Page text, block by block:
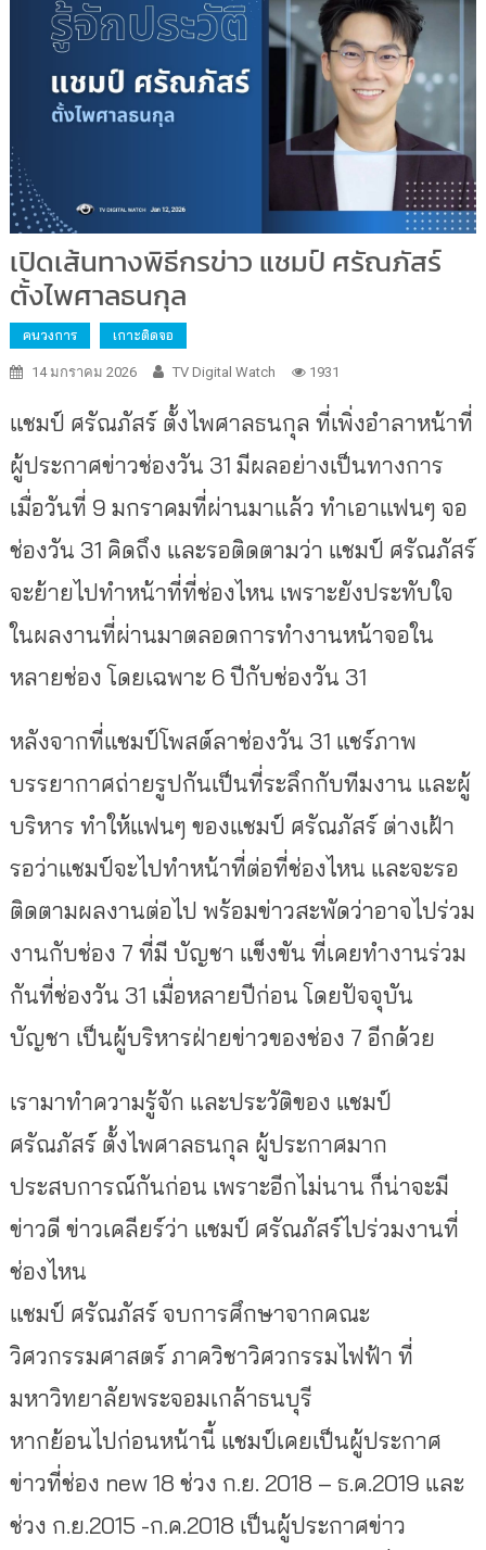
เปิดเส้นทางพิธีกรข่าว แชมป์ ศรัณภัสร์
ตั้งไพศาลธนกุล
คนวงการ เกาะติดจอ
14 มกราคม 2026 TV Digital Watch 1931
แชมป์ ศรัณภัสร์ ตั้งไพศาลธนกุล ที่เพิ่งอำลาหน้าที่
ผู้ประกาศข่าวช่องวัน 31 มีผลอย่างเป็นทางการ
เมื่อวันที่ 9 มกราคมที่ผ่านมาแล้ว ทำเอาแฟนๆ จอ
ช่องวัน 31 คิดถึง และรอติดตามว่า แชมป์ ศรัณภัสร์
จะย้ายไปทำหน้าที่ที่ช่องไหน เพราะยังประทับใจ
ในผลงานที่ผ่านมาตลอดการทำงานหน้าจอใน
หลายช่อง โดยเฉพาะ 6 ปีกับช่องวัน 31
หลังจากที่แชมป์โพสต์ลาช่องวัน 31 แชร์ภาพ
บรรยากาศถ่ายรูปกันเป็นที่ระลึกกับทีมงาน และผู้
บริหาร ทำให้แฟนๆ ของแชมป์ ศรัณภัสร์ ต่างเฝ้า
รอว่าแชมป์จะไปทำหน้าที่ต่อที่ช่องไหน และจะรอ
ติดตามผลงานต่อไป พร้อมข่าวสะพัดว่าอาจไปร่วม
งานกับช่อง 7 ที่มี บัญชา แข็งขัน ที่เคยทำงานร่วม
กันที่ช่องวัน 31 เมื่อหลายปีก่อน โดยปัจจุบัน
บัญชา เป็นผู้บริหารฝ่ายข่าวของช่อง 7 อีกด้วย
เรามาทำความรู้จัก และประวัติของ แชมป์
ศรัณภัสร์ ตั้งไพศาลธนกุล ผู้ประกาศมาก
ประสบการณ์กันก่อน เพราะอีกไม่นาน ก็น่าจะมี
ข่าวดี ข่าวเคลียร์ว่า แชมป์ ศรัณภัสร์ไปร่วมงานที่
ช่องไหน
แชมป์ ศรัณภัสร์ จบการศึกษาจากคณะ
วิศวกรรมศาสตร์ ภาควิชาวิศวกรรมไฟฟ้า ที่
มหาวิทยาลัยพระจอมเกล้าธนบุรี
หากย้อนไปก่อนหน้านี้ แชมป์เคยเป็นผู้ประกาศ
ข่าวที่ช่อง new 18 ช่วง ก.ย. 2018 – ธ.ค.2019 และ
ช่วง ก.ย.2015 -ก.ค.2018 เป็นผู้ประกาศข่าว